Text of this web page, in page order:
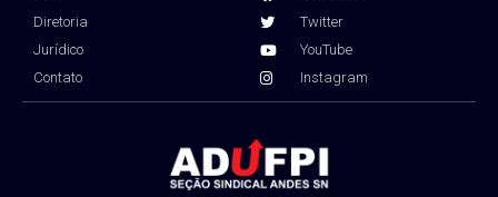
Diretoria
Jurídico
Contato
Twitter
YouTube
Instagram